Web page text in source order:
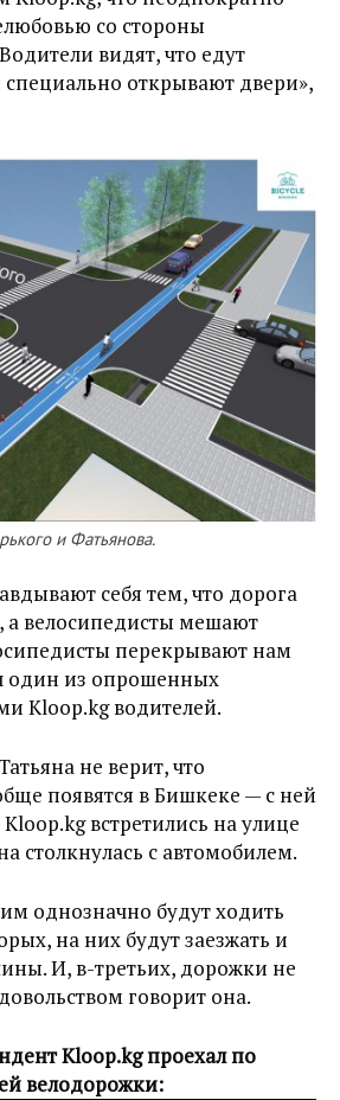
со стороны
видят, что едут
открывают двери»,
и Фатьянова.
себя тем, что дорога
велосипедисты мешают
перекрывают нам
один из опрошенных
Kloop.kg водителей.
не верит, что
появятся в Бишкеке — с ней
встретились на улице
столкнулась с автомобилем.
однозначно будут ходить
на них будут заезжать и
И, в-третьих, дорожки не
говорит она.
Kloop.kg проехал по
велодорожки: